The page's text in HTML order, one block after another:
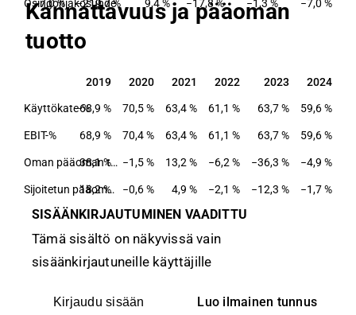
Osingonjakosuhde
7,0 % −219,7 % 9,4 % −17,8 % −1,3 % −7,0 %
Kannattavuus ja pääoman
tuotto
2019 2020 2021 2022 2023 2024
2019 2020 2021 2022 2023 2024
Käyttökate-%68,9 % 70,5 % 63,4 % 61,1 % 63,7 % 59,6 %
EBIT-% 68,9 % 70,4 % 63,4 % 61,1 % 63,7 % 59,6 %
Oman pääoman tuotto-%
38,1 % −1,5 % 13,2 % −6,2 % −36,3 % −4,9 %
Sijoitetun pääoman tuotto-%
18,2 % −0,6 % 4,9 % −2,1 % −12,3 % −1,7 %
SISÄÄNKIRJAUTUMINEN VAADITTU
Tämä sisältö on näkyvissä vain
sisäänkirjautuneille käyttäjille
Kirjaudu sisään Luo ilmainen tunnus